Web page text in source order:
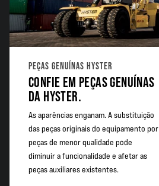
PEÇAS GENUÍNAS HYSTER
CONFIE EM PEÇAS GENUÍNAS
DA HYSTER.
As aparências enganam. A substituição
das peças originais do equipamento por
peças de menor qualidade pode
diminuir a funcionalidade e afetar as
peças auxiliares existentes.